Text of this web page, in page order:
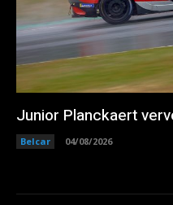
Junior Planckaert
Belcar 04/08/2026